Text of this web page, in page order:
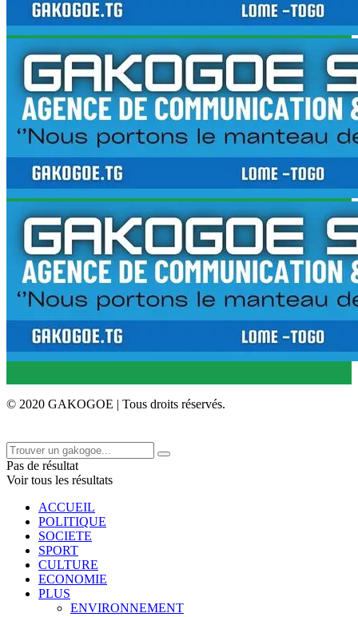
© 2020 GAKOGOE | Tous droits réservés.
Pas de résultat
Voir tous les résultats
ACCUEIL
POLITIQUE
SOCIETE
SPORT
CULTURE
ECONOMIE
PLUS
ENVIRONNEMENT